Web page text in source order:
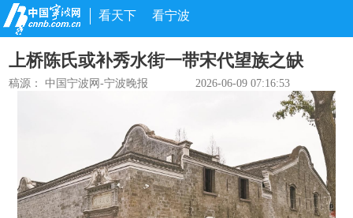
看天下 看宁波
上桥陈氏或补秀水街一带宋代望族之缺
稿源：中国宁波网-宁波晚报 2026-06-09 07:16:53